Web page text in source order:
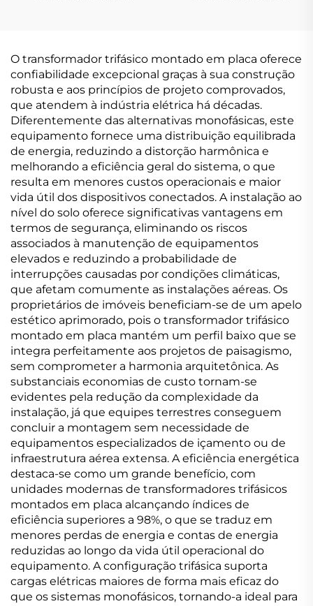
O transformador trifásico montado em placa oferece
confiabilidade excepcional graças à sua construção
robusta e aos princípios de projeto comprovados,
que atendem à indústria elétrica há décadas.
Diferentemente das alternativas monofásicas, este
equipamento fornece uma distribuição equilibrada
de energia, reduzindo a distorção harmônica e
melhorando a eficiência geral do sistema, o que
resulta em menores custos operacionais e maior
vida útil dos dispositivos conectados. A instalação ao
nível do solo oferece significativas vantagens em
termos de segurança, eliminando os riscos
associados à manutenção de equipamentos
elevados e reduzindo a probabilidade de
interrupções causadas por condições climáticas,
que afetam comumente as instalações aéreas. Os
proprietários de imóveis beneficiam-se de um apelo
estético aprimorado, pois o transformador trifásico
montado em placa mantém um perfil baixo que se
integra perfeitamente aos projetos de paisagismo,
sem comprometer a harmonia arquitetônica. As
substanciais economias de custo tornam-se
evidentes pela redução da complexidade da
instalação, já que equipes terrestres conseguem
concluir a montagem sem necessidade de
equipamentos especializados de içamento ou de
infraestrutura aérea extensa. A eficiência energética
destaca-se como um grande benefício, com
unidades modernas de transformadores trifásicos
montados em placa alcançando índices de
eficiência superiores a 98%, o que se traduz em
menores perdas de energia e contas de energia
reduzidas ao longo da vida útil operacional do
equipamento. A configuração trifásica suporta
cargas elétricas maiores de forma mais eficaz do
que os sistemas monofásicos, tornando-a ideal para